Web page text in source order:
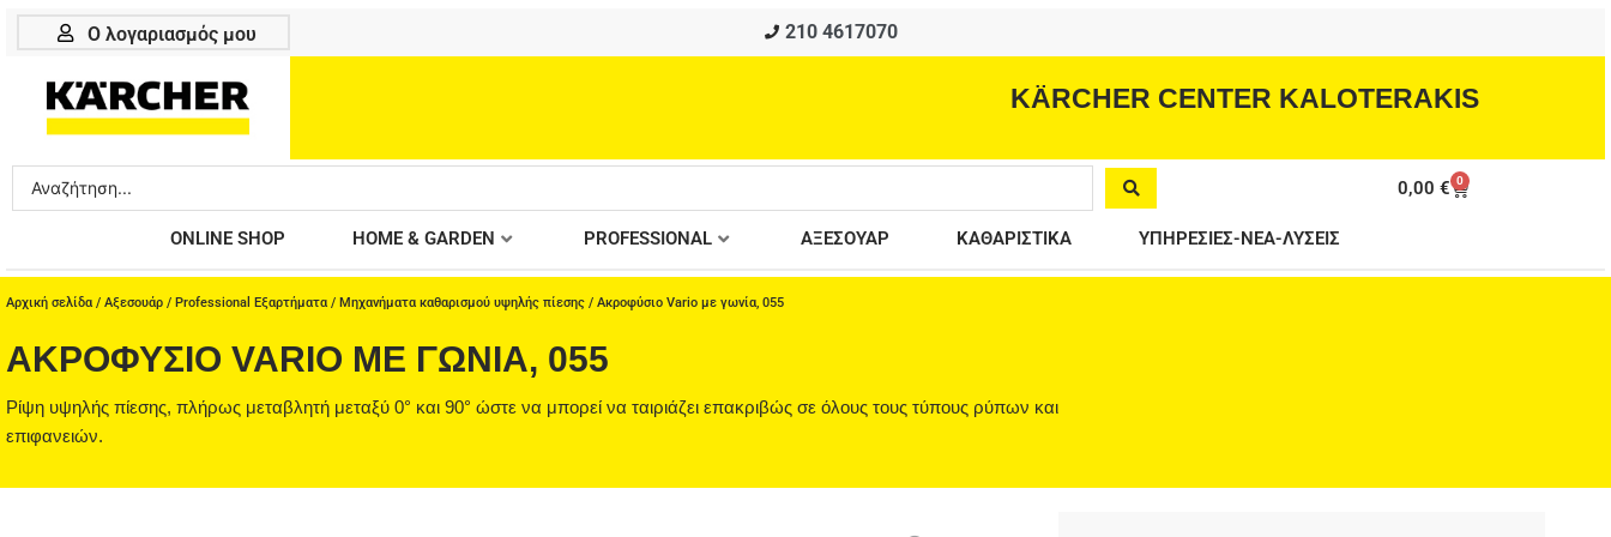
Μετάβαση
Ο λογαριασμός μου 210 4617070
KÄRCHER CENTER KALOTERAKIS
Search
...
0,00€ 0
Cart
ONLINE SHOP HOME & GARDEN PROFESSIONAL ΑΞΕΣΟΥΑΡ ΚΑΘΑΡΙΣΤΙΚΑ ΥΠΗΡΕΣΙΕΣ-ΝΕΑ-ΛΥΣΕΙΣ
Αρχική σελίδα / Αξεσουάρ / Professional Εξαρτήματα / Μηχανήματα καθαρισμού υψηλής πίεσης / Ακροφύσιο Vario με γωνία, 055
ΑΚΡΟΦΎΣΙΟ VARIO ΜΕ ΓΩΝΊΑ, 055
Ρίψη υψηλής πίεσης, πλήρως μεταβλητή μεταξύ 0° και 90° ώστε να μπορεί να ταιριάζει επακριβώς σε όλους τους τύπους ρύπων και
επιφανειών.